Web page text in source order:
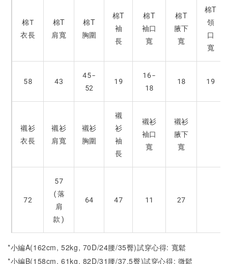
棉T
衣長
棉T
肩寬
棉T
胸圍
棉T
袖
長
棉T
袖口
寬
棉T
腋下
寬
棉T
領
口
寬
58 43
45-
52
19
16-
18
18 19
襯衫
衣長
襯衫
肩寬
襯衫
胸圍
襯
衫
袖
長
襯衫
袖口
寬
襯衫
腋下
寬
72
57
(落
肩
款)
64 47 11 27
*小編A(162cm, 52kg, 70D/24腰/35臀)試穿心得: 寬鬆
*小編B(158cm, 61kg, 82D/31腰/37.5臀)試穿心得: 微鬆